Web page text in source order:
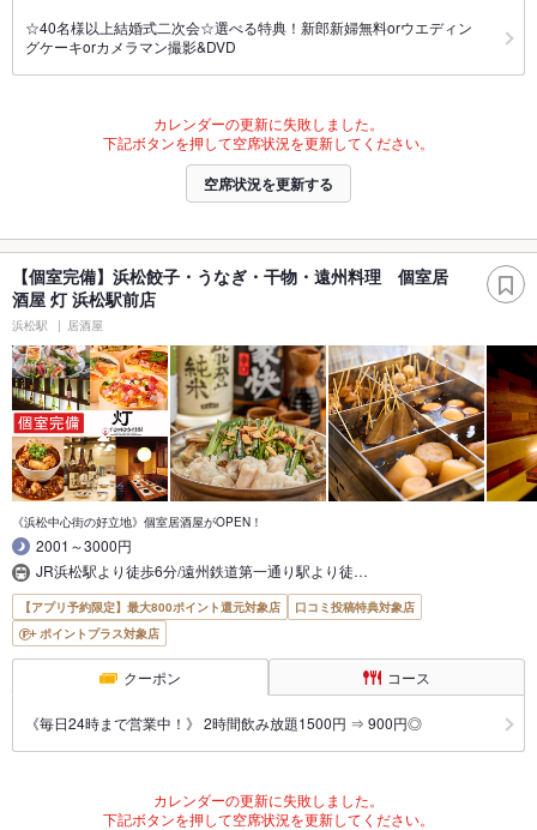
☆40名様以上結婚式二次会☆選べる特典！新郎新婦無料orウエディン
グケーキorカメラマン撮影&DVD
カレンダーの更新に失敗しました。
下記ボタンを押して空席状況を更新してください。
空席状況を更新する
【個室完備】浜松餃子・うなぎ・干物・遠州料理 個室居
酒屋 灯 浜松駅前店
浜松駅 居酒屋
《浜松中心街の好立地》個室居酒屋がOPEN！
2001～3000円
JR浜松駅より徒歩6分/遠州鉄道第一通り駅より徒…
【アプリ予約限定】最大800ポイント還元対象店
口コミ投稿特典対象店
ポイントプラス対象店
クーポン コース
《毎日24時まで営業中！》 2時間飲み放題1500円 ⇒ 900円◎
カレンダーの更新に失敗しました。
下記ボタンを押して空席状況を更新してください。